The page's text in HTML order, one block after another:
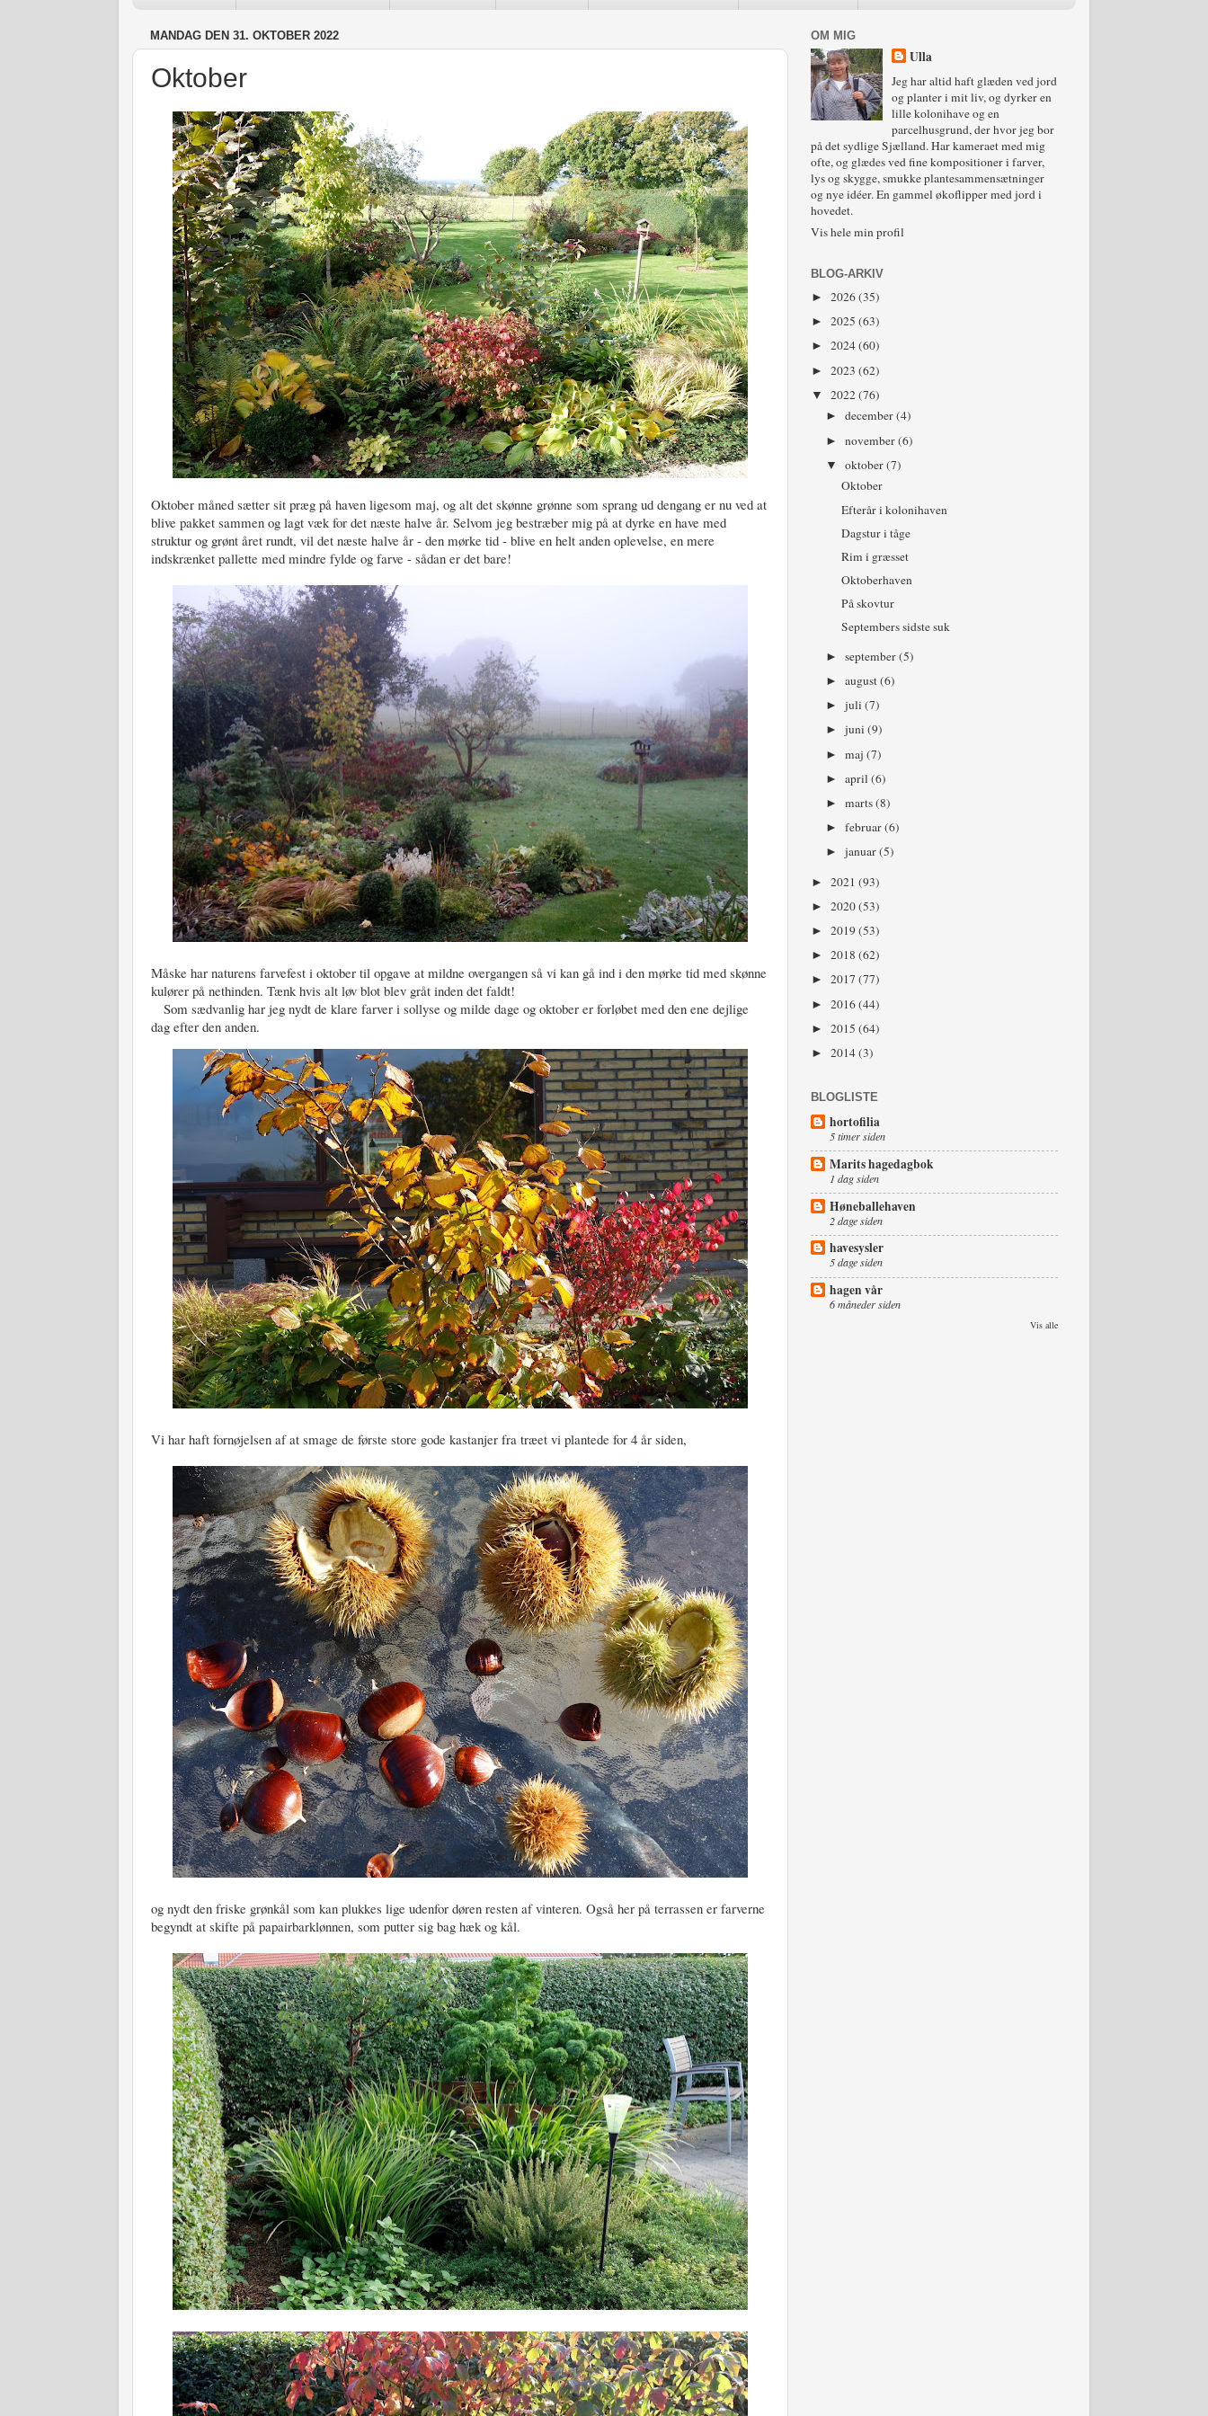
MANDAG DEN 31. OKTOBER 2022
Oktober
Oktober måned sætter sit præg på haven ligesom maj, og alt det skønne grønne som sprang ud dengang er nu ved at
blive pakket sammen og lagt væk for det næste halve år. Selvom jeg bestræber mig på at dyrke en have med
struktur og grønt året rundt, vil det næste halve år - den mørke tid - blive en helt anden oplevelse, en mere
indskrænket pallette med mindre fylde og farve - sådan er det bare!
Måske har naturens farvefest i oktober til opgave at mildne overgangen så vi kan gå ind i den mørke tid med skønne
kulører på nethinden. Tænk hvis alt løv blot blev gråt inden det faldt!
Som sædvanlig har jeg nydt de klare farver i sollyse og milde dage og oktober er forløbet med den ene dejlige
dag efter den anden.
Vi har haft fornøjelsen af at smage de første store gode kastanjer fra træet vi plantede for 4 år siden,
og nydt den friske grønkål som kan plukkes lige udenfor døren resten af vinteren. Også her på terrassen er farverne
begyndt at skifte på papairbarklønnen, som putter sig bag hæk og kål.
OM MIG
Ulla
Jeg har altid haft glæden ved jord
og planter i mit liv, og dyrker en
lille kolonihave og en
parcelhusgrund, der hvor jeg bor
på det sydlige Sjælland. Har kameraet med mig
ofte, og glædes ved fine kompositioner i farver,
lys og skygge, smukke plantesammensætninger
og nye idéer. En gammel økoflipper med jord i
hovedet.
Vis hele min profil
BLOG-ARKIV
► 2026(35)
► 2025 (63)
► 2024(60)
► 2023 (62)
▼ 2022(76)
►december(4)
►november(6)
▼oktober(7)
Oktober
Efterår i kolonihaven
Dagstur i tåge
Rim i græsset
Oktoberhaven
På skovtur
Septembers sidste suk
►september(5)
►august(6)
►juli(7)
►juni(9)
►maj(7)
►april(6)
►marts(8)
►februar(6)
►januar(5)
► 2021 (93)
► 2020(53)
► 2019(53)
► 2018 (62)
► 2017 (77)
► 2016(44)
► 2015 (64)
► 2014(3)
BLOGLISTE
hortofilia
5 timer siden
Marits hagedagbok
1 dag siden
Høneballehaven
2 dage siden
havesysler
5 dage siden
hagen vår
6 måneder siden
Vis alle